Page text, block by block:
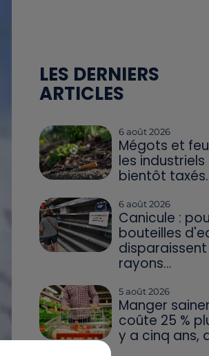
LES DERNIERS
ARTICLES
6 août 2026
Mégots et
les
bientôt
6 août 2026
Canicule :
bouteilles
rayons...
5 août 2026
Manger
coûte 25 %
y a cinq ans,